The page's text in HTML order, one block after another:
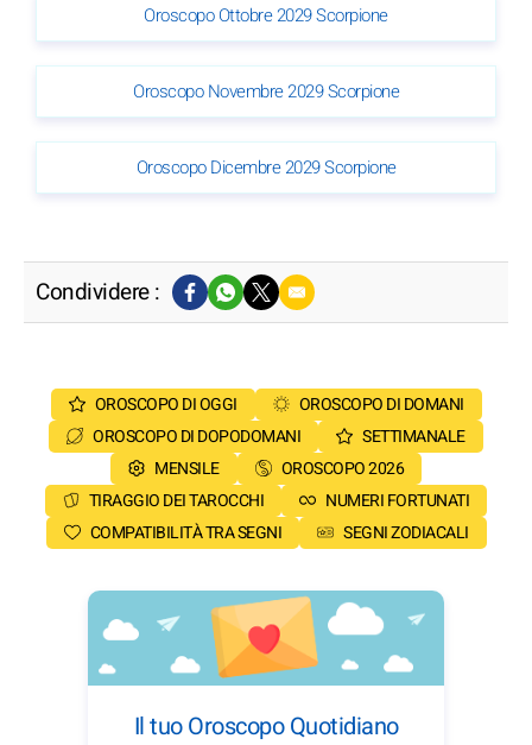
Oroscopo Ottobre 2029 Scorpione
Oroscopo Novembre 2029 Scorpione
Oroscopo Dicembre 2029 Scorpione
Condividere :
OROSCOPO DI OGGI
OROSCOPO DI DOMANI
OROSCOPO DI DOPODOMANI
SETTIMANALE
MENSILE
OROSCOPO 2026
TIRAGGIO DEI TAROCCHI
NUMERI FORTUNATI
COMPATIBILITÀ TRA SEGNI
SEGNI ZODIACALI
Il tuo Oroscopo Quotidiano